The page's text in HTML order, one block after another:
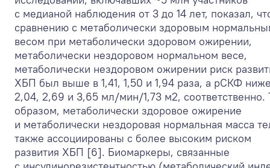
с медианой наблюдения от 3 до 14 лет, показал,
сравнению с метаболически здоровым
весом при метаболически здоровом ожирении,
метаболически нездоровом нормальном весе,
метаболически нездоровом ожирении риск
ХБП был выше в 1,41, 1,50 и 1,94 раза, а рСКФ
2,04, 2,69 и 3,65 мл/мин/1,73 м2, соответственно.
образом, метаболически здоровое ожирение
и метаболически нездоровая нормальная масса
также ассоциированы с более высоким риском
развития ХБП [6]. Биомаркеры, связанные